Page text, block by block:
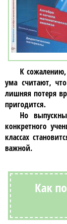
К
ума считают,
лишняя потеря
пригодится.
Но
конкретного
классах
важной.
Как